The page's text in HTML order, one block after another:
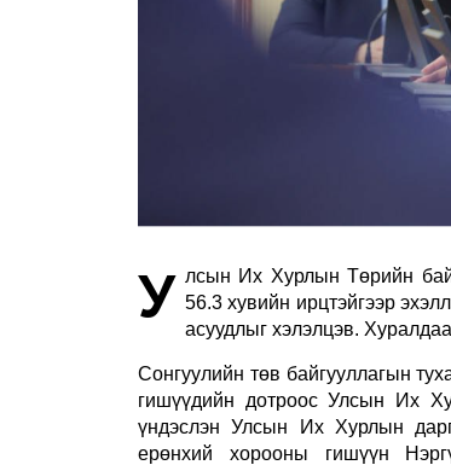
У лсын Их Хурлын Төрийн
56.3 хувийн ирцтэйгээр
асуудлыг хэлэлцэв.
Сонгуулийн төв байгууллагын
гишүүдийн дотроос Улсын Их
үндэслэнУлсын Их Хурлын
ерөнхий хорооны гишүүн